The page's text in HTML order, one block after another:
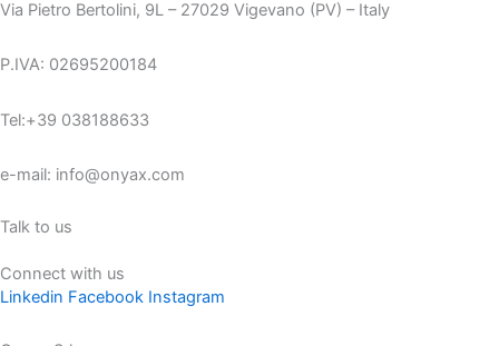
Via Pietro Bertolini, 9L – 27029 Vigevano (PV) – Italy
P.IVA: 02695200184
Tel:+39 038188633
e-mail: info@onyax.com
Talk to us
Connect with us
Linkedin Facebook Instagram